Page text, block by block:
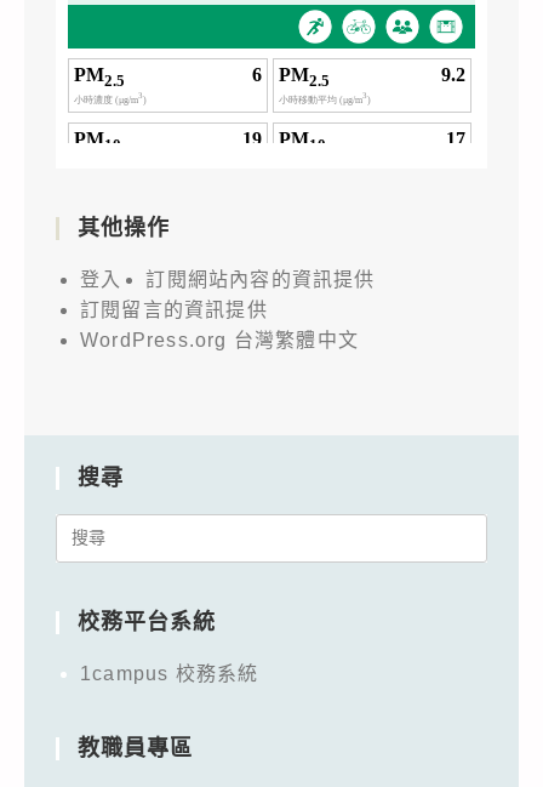
其他操作
登入
訂閱網站內容的資訊提供
訂閱留言的資訊提供
WordPress.org 台灣繁體中文
搜尋
Search
校務平台系統
1campus 校務系統
教職員專區